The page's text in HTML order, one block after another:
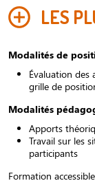
LES
Modalités de
Évaluation des
grille de
Modalités
Apports
Travail sur les
participants
Formation